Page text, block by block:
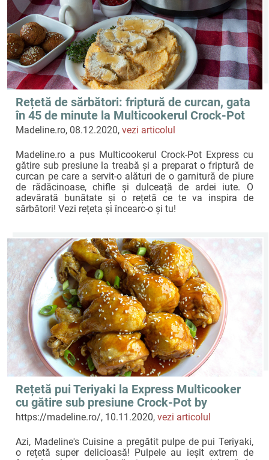
Rețetă de sărbători: friptură de curcan, gata
în 45 de minute la Multicookerul Crock-Pot
Express by Madeline.ro
Madeline.ro, 08.12.2020,vezi articolul
Madeline.ro a pus Multicookerul Crock-Pot Express cu
gătire sub presiune la treabă și a preparat o friptură de
curcan pe care a servit-o alături de o garnitură de piure
de rădăcinoase, chifle și dulceață de ardei iute. O
adevărată bunătate și o rețetă ce te va inspira de
sărbători! Vezi rețeta și încearc-o și tu!
Rețetă pui Teriyaki la Express Multicooker
cu gătire sub presiune Crock-Pot by
Madeline's Cuisine
https://madeline.ro/, 10.11.2020,vezi articolul
Azi, Madeline's Cuisine a pregătit pulpe de pui Teriyaki,
o rețetă super delicioasă! Pulpele au ieșit extrem de